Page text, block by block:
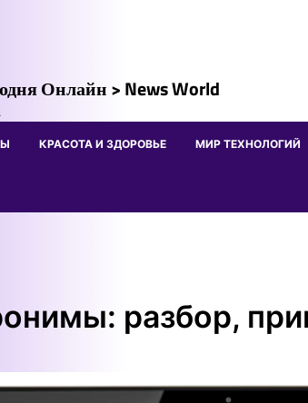
Онлайн > News World
КРАСОТА И ЗДОРОВЬЕ МИР ТЕХНОЛОГИЙ
разбор,